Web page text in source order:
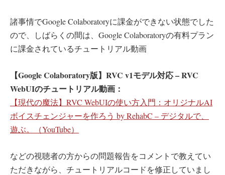
諸事情でGoogle Colaboratoryに課金ができない状態でした
ので、しばらくの間は、Google Colaboratoryの有料プラン
に課金されているチュートリアル動画
【Google Colaboratory版】RVC v1モデル対応 – RVC
WebUIのチュートリアル動画：
【現代の魔法】RVC WebUIの使い方入門：オリジナルAI
ボイスチェンジャーを作ろう by RehabC – デジタルで、
遊ぶ。（YouTube）
などの視聴者の方からの問題報告をコメントで教えてい
ただきながら、チュートリアルコードを修正していまし